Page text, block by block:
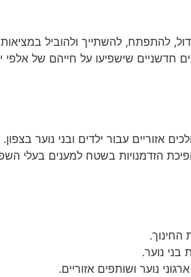
להתפתח, להשתייך ולהוביל
שישפיעו על חייהם של אלפי
עבור ילדים ובני נוער
והפיכת הזדמנויות בשטח למענים
החינוך.
בני נוער.
נוער ושותפים אזוריים.